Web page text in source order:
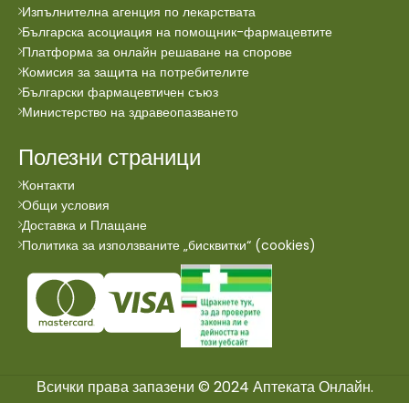
Изпълнителна агенция по лекарствата
Българска асоциация на помощник-фармацевтите
Платформа за онлайн решаване на спорове
Комисия за защита на потребителите
Български фармацевтичен съюз
Министерство на здравеопазването
Полезни страници
Контакти
Общи условия
Доставка и Плащане
Политика за използваните „бисквитки“ (cookies)
Всички права запазени © 2024 Аптеката Онлайн.